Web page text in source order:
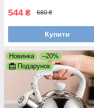
544 ₴ 680 ₴
Купити
Новинка
–20%
Подарунок